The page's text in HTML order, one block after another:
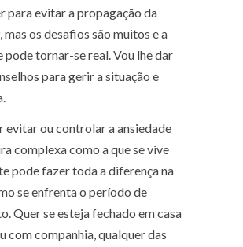
para evitar a propagação da
os desafios são muitos e a
pode tornar-se real. Vou lhe dar
para gerir a situação e
evitar ou controlar a ansiedade
complexa como a que se vive
pode fazer toda a diferença na
se enfrenta o período de
Quer se esteja fechado em casa
com companhia, qualquer das